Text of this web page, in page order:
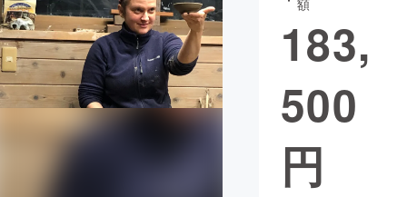
テクノロジー・ガジェット ゲーム・サ
映像・映画
ビジネス・起業
額
183,
500
円